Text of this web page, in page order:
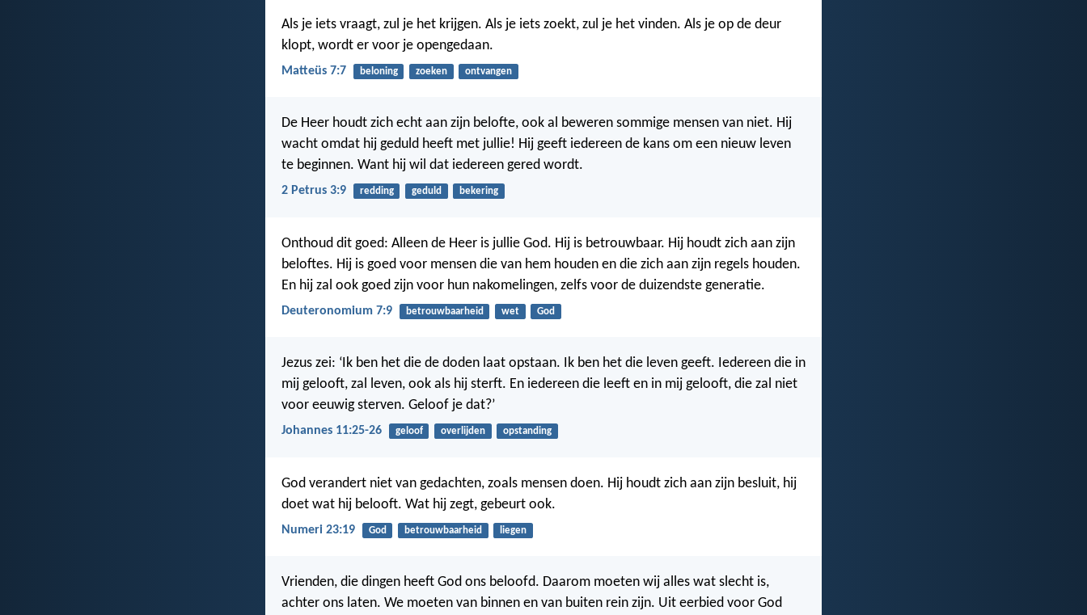
Als je iets vraagt, zul je het krijgen. Als je iets zoekt, zul je het vinden. Als je op de deur
klopt, wordt er voor je opengedaan.
Matteüs 7:7 beloning zoeken ontvangen
De Heer houdt zich echt aan zijn belofte, ook al beweren sommige mensen van niet. Hij
wacht omdat hij geduld heeft met jullie! Hij geeft iedereen de kans om een nieuw leven
te beginnen. Want hij wil dat iedereen gered wordt.
2 Petrus 3:9 redding geduld bekering
Onthoud dit goed: Alleen de Heer is jullie God. Hij is betrouwbaar. Hij houdt zich aan zijn
beloftes. Hij is goed voor mensen die van hem houden en die zich aan zijn regels houden.
En hij zal ook goed zijn voor hun nakomelingen, zelfs voor de duizendste generatie.
Deuteronomium 7:9 betrouwbaarheid wet God
Jezus zei: ‘Ik ben het die de doden laat opstaan. Ik ben het die leven geeft. Iedereen die in
mij gelooft, zal leven, ook als hij sterft. En iedereen die leeft en in mij gelooft, die zal niet
voor eeuwig sterven. Geloof je dat?’
Johannes 11:25-26 geloof overlijden opstanding
God verandert niet van gedachten, zoals mensen doen. Hij houdt zich aan zijn besluit, hij
doet wat hij belooft. Wat hij zegt, gebeurt ook.
Numeri 23:19 God betrouwbaarheid liegen
Vrienden, die dingen heeft God ons beloofd. Daarom moeten wij alles wat slecht is,
achter ons laten. We moeten van binnen en van buiten rein zijn. Uit eerbied voor God